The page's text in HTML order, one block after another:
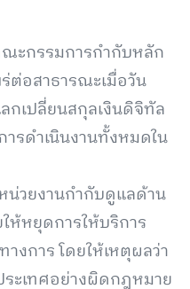
ะกรรมการกำกับหลัก
ต่อสาธารณะเมื่อวัน
กเปลี่ยนสกุลเงินดิจิทัล
รดำเนินงานทั้งหมดใน
น่วยงานกำกับดูแลด้าน
ห้หยุดการให้บริการ
งการ โดยให้เหตุผลว่า
ะเทศอย่างผิดกฎหมาย